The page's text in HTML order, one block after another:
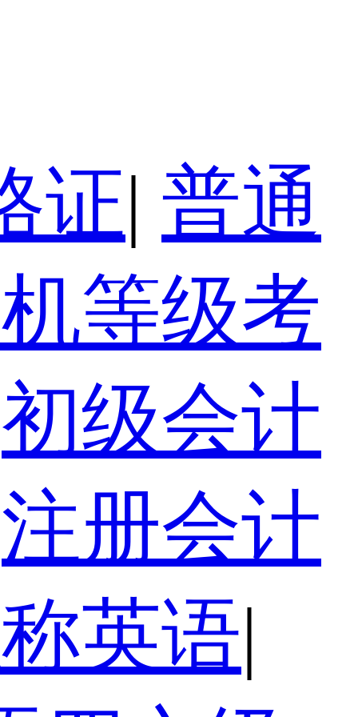
证| 普通
等级考
初级会计
注册会计
英语|